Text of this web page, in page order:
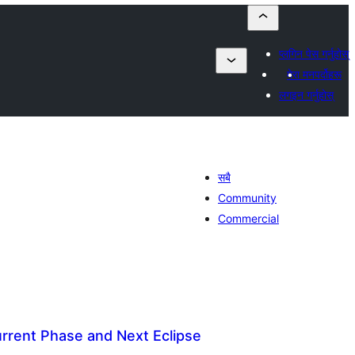
प्लगिन पेस गर्नुहोस्
मेरा मनपर्दोहरू
लगइन गर्नुहोस्
सबै
Community
Commercial
Phase and Next Eclipse